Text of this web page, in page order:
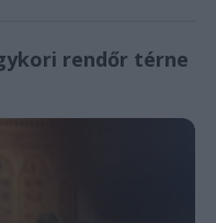
rendőr térne